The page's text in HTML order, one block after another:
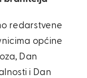
redarstvene
općine
Dan
i Dan